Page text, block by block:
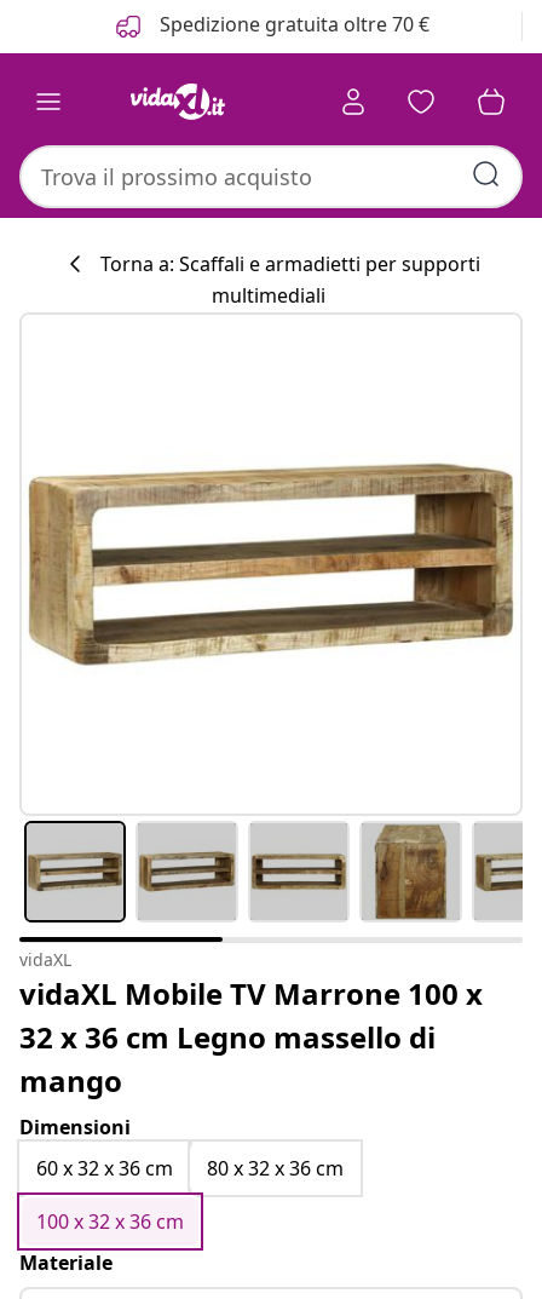
Spedizione gratuita oltre 70 €
Torna a: Scaffali e armadietti per supporti
multimediali
vidaXL
vidaXL Mobile TV Marrone 100 x
32 x 36 cm Legno massello di
mango
Dimensioni
60 x 32 x 36 cm
80 x 32 x 36 cm
100 x 32 x 36 cm
Materiale